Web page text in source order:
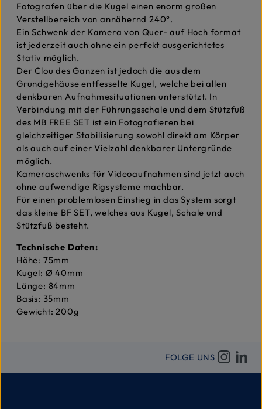
Fotografen über die Kugel einen enorm großen
Verstellbereich von annähernd 240°.
Ein Schwenk der Kamera von Quer- auf Hoch format
ist jederzeit auch ohne ein perfekt ausgerichtetes
Stativ möglich.
Der Clou des Ganzen ist jedoch die aus dem
Grundgehäuse entfesselte Kugel, welche bei allen
denkbaren Aufnahmesituationen unterstützt. In
Verbindung mit der Führungsschale und dem Stützfuß
des MB FREE SET ist ein Fotografieren bei
gleichzeitiger Stabilisierung sowohl direkt am Körper
als auch auf einer Vielzahl denkbarer Untergründe
möglich.
Kameraschwenks für Videoaufnahmen sind jetzt auch
ohne aufwendige Rigsysteme machbar.
Für einen problemlosen Einstieg in das System sorgt
das kleine BF SET, welches aus Kugel, Schale und
Stützfuß besteht.
Technische Daten:
Höhe: 75mm
Kugel: Ø 40mm
Länge: 84mm
Basis: 35mm
Gewicht: 200g
FOLGE UNS